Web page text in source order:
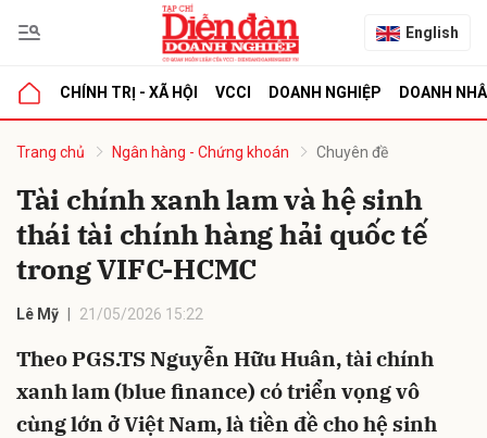
English
CHÍNH TRỊ - XÃ HỘI VCCI DOANH NGHIỆP DOANH
Trang chủ Ngân hàng - Chứng khoán Chuyên đề
Tài chính xanh lam và hệ sinh
thái tài chính hàng hải quốc tế
trong VIFC-HCMC
Lê Mỹ 21/05/2026 15:22
Theo PGS.TS Nguyễn Hữu Huân, tài chính
xanh lam (blue finance) có triển vọng vô
cùng lớn ở Việt Nam, là tiền đề cho hệ sinh
luận
Hủy